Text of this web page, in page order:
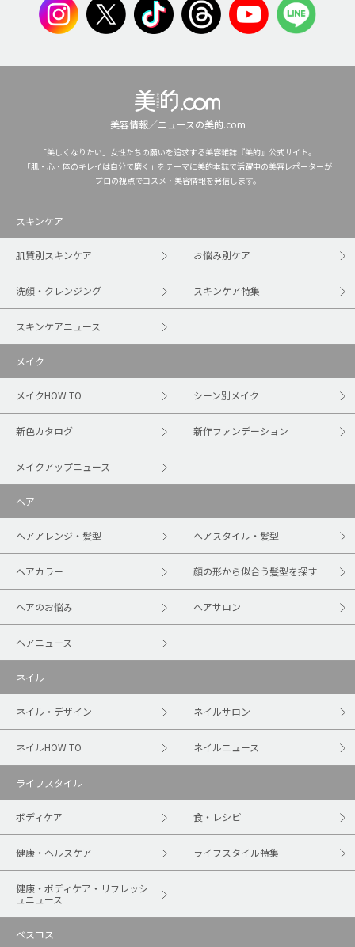
美容情報／ニュースの美的.com
「美しくなりたい」女性たちの願いを追求する美容雑誌『美的』公式サイト。
「肌・心・体のキレイは自分で磨く」をテーマに美的本誌で活躍中の美容レポーターが
プロの視点でコスメ・美容情報を発信します。
スキンケア
肌質別スキンケア お悩み別ケア
洗顔・クレンジング スキンケア特集
スキンケアニュース
メイク
メイクHOW TO シーン別メイク
新色カタログ 新作ファンデーション
メイクアップニュース
ヘア
ヘアアレンジ・髪型 ヘアスタイル・髪型
ヘアカラー 顔の形から似合う髪型を探す
ヘアのお悩み ヘアサロン
ヘアニュース
ネイル
ネイル・デザイン ネイルサロン
ネイルHOW TO ネイルニュース
ライフスタイル
ボディケア 食・レシピ
健康・ヘルスケア ライフスタイル特集
健康・ボディケア・リフレッシ
ュニュース
ベスコス